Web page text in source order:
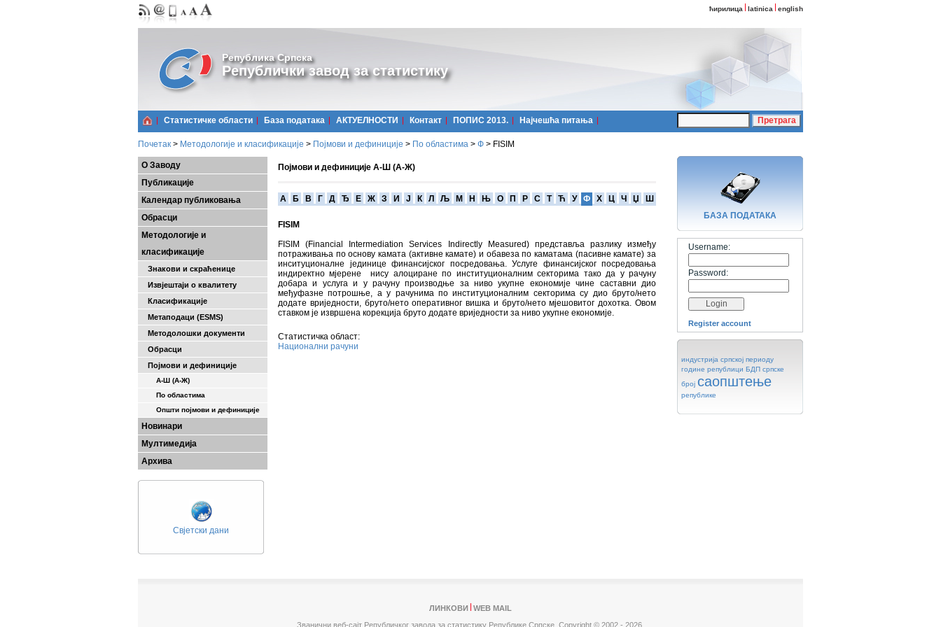
ћирилица latinica english
Република Српска
Републички завод за статистику
Статистичке области Базa података АКТУЕЛНОСТИ Контакт ПОПИС 2013. Најчешћa питања
Почетак > Методологије и класификације > Појмови и дефиниције > По областима > Ф > FISIM
О Заводу
Публикације
Календар публиковања
Обрасци
Методологије и
класификације
Знакови и скраћенице
Извјештаји о квалитету
Класификације
Метаподаци (ESMS)
Методолошки документи
Обрасци
Појмови и дефиниције
А-Ш (A-Ж)
По областима
Општи појмови и дефиниције
Новинари
Мултимедија
Архива
Свјетски дани
Појмови и дефиниције А-Ш (А-Ж)
A Б В Г Д Ђ Е Ж З И Ј К Л Љ М Н Њ О П Р С Т Ћ У Ф Х Ц Ч Џ Ш
FISIM
FISIM (Financial Intermediation Services Indirectly Measured) представља разлику између
потраживања по основу камата (активне камате) и обавеза по каматама (пасивне камате) за
инситуционалне јединице финансијског посредовања. Услуге финансијског посредовања
индиректно мјерене нису алоциране по институционалним секторима тако да у рачуну
добара и услуга и у рачуну производње за ниво укупне економије чине саставни дио
међуфазне потрошње, а у рачунима по институционалним секторима су дио бруто/нето
додате вриједности, бруто/нето оперативног вишка и бруто/нето мјешовитог дохотка. Овом
ставком је извршена корекција бруто додате вриједности за ниво укупне економије.
Статистичка област:
Национални рачуни
БАЗA ПОДАТАКА
Username:
Password:
Register account
индустрија српској периоду
године републици БДП српске
број саопштење
републике
ЛИНКОВИ
WEB MAIL
Званични веб-сајт Републичког завода за статистику Републике Српске, Copyright © 2002 - 2026.